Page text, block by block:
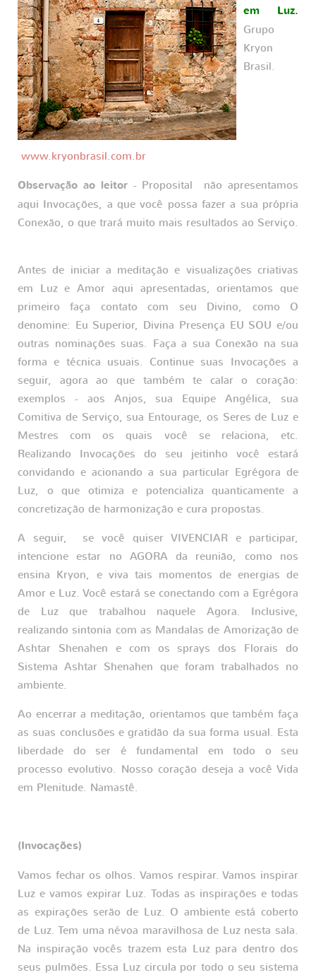
em Luz.
Grupo
Kryon
Brasil.
www.kryonbrasil.com.br
Observação ao leitor- Proposital não apresentamos
aqui Invocações, a que você possa fazer a sua própria
Conexão, o que trará muito mais resultados ao Serviço.
Antes de iniciar a meditação e visualizações criativas
em Luz e Amor aqui apresentadas, orientamos que
primeiro faça contato com seu Divino, como O
denomine: Eu Superior, Divina Presença EU SOU e/ou
outras nominações suas. Faça a sua Conexão na sua
forma e técnica usuais. Continue suas Invocações a
seguir, agora ao que também te calar o coração:
exemplos - aos Anjos, sua Equipe Angélica, sua
Comitiva de Serviço, sua Entourage, os Seres de Luz e
Mestres com os quais você se relaciona, etc.
Realizando Invocações do seu jeitinho você estará
convidando e acionando a sua particular Egrégora de
Luz, o que otimiza e potencializa quanticamente a
concretização de harmonização e cura propostas.
A seguir, se você quiser VIVENCIAR e participar,
intencione estar no AGORA da reunião, como nos
ensina Kryon, e viva tais momentos de energias de
Amor e Luz. Você estará se conectando com a Egrégora
de Luz que trabalhou naquele Agora. Inclusive,
realizando sintonia com as Mandalas de Amorização de
Ashtar Shenahen e com os sprays dos Florais do
Sistema Ashtar Shenahen que foram trabalhados no
ambiente.
Ao encerrar a meditação, orientamos que também faça
as suas conclusões e gratidão da sua forma usual. Esta
liberdade do ser é fundamental em todo o seu
processo evolutivo. Nosso coração deseja a você Vida
em Plenitude. Namastê.
(Invocações)
Vamos fechar os olhos. Vamos respirar. Vamos inspirar
Luz e vamos expirar Luz. Todas as inspirações e todas
as expirações serão de Luz. O ambiente está coberto
de Luz. Tem uma névoa maravilhosa de Luz nesta sala.
Na inspiração vocês trazem esta Luz para dentro dos
seus pulmões. Essa Luz circula por todo o seu sistema